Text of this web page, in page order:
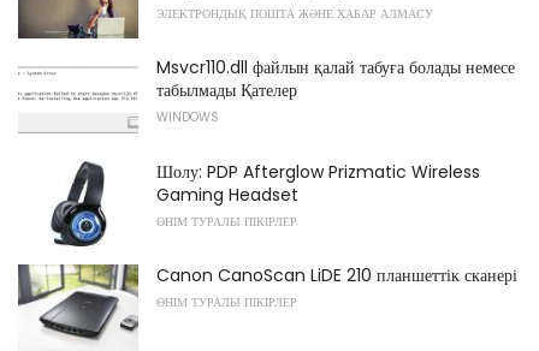
ЭЛЕКТРОНДЫҚ ПОШТА ЖӘНЕ ХАБАР АЛМАСУ
Msvcr110.dll файлын қалай табуға болады немесе
табылмады Қателер
WINDOWS
Шолу: PDP Afterglow Prizmatic Wireless
Gaming Headset
ӨНІМ ТУРАЛЫ ПІКІРЛЕР
Canon CanoScan LiDE 210 планшеттік сканері
ӨНІМ ТУРАЛЫ ПІКІРЛЕР